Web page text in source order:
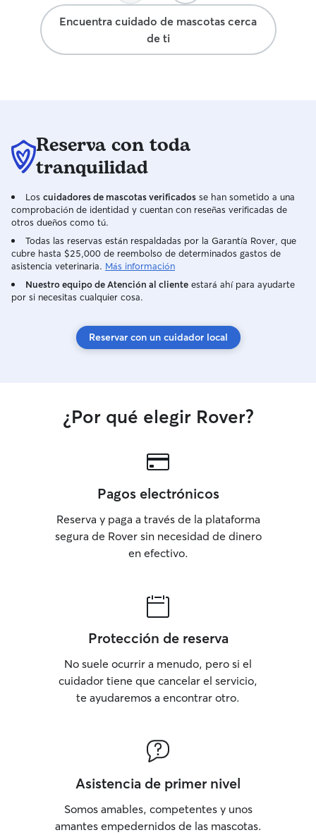
Encuentra cuidado de mascotas cerca
de ti
Reserva con toda
tranquilidad
Los cuidadores de mascotas verificados se han sometido a una
comprobación de identidad y cuentan con reseñas verificadas de
otros dueños como tú.
Todas las reservas están respaldadas por la Garantía Rover, que
cubre hasta $25,000 de reembolso de determinados gastos de
asistencia veterinaria. Más información
Nuestro equipo de Atención al cliente estará ahí para ayudarte
por si necesitas cualquier cosa.
Reservar con un cuidador local
¿Por qué elegir Rover?
Pagos electrónicos
Reserva y paga a través de la plataforma
segura de Rover sin necesidad de dinero
en efectivo.
Protección de reserva
No suele ocurrir a menudo, pero si el
cuidador tiene que cancelar el servicio,
te ayudaremos a encontrar otro.
Asistencia de primer nivel
Somos amables, competentes y unos
amantes empedernidos de las mascotas.